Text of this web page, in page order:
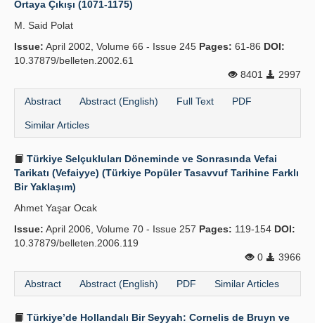
Guidelines
Ortaya Çıkışı (1071-1175)
M. Said Polat
Issue: April 2002, Volume 66 - Issue 245 Pages: 61-86 DOI:
10.37879/belleten.2002.61
8401
2997
Abstract Abstract (English) Full Text PDF
Similar Articles
Türkiye Selçukluları Döneminde ve Sonrasında Vefai
Tarikatı (Vefaiyye) (Türkiye Popüler Tasavvuf Tarihine Farklı
Bir Yaklaşım)
Ahmet Yaşar Ocak
Issue: April 2006, Volume 70 - Issue 257 Pages: 119-154 DOI:
10.37879/belleten.2006.119
0
3966
Abstract Abstract (English) PDF Similar Articles
Türkiye’de Hollandalı Bir Seyyah: Cornelis de Bruyn ve